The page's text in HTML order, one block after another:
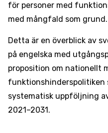
för personer med
med mångfald som grund.
Detta är en överblick av
på engelska med
proposition om nationellt
systematisk uppföljning
2021–2031.